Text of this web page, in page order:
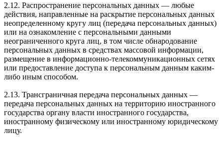
2.12. Распространение персональных данных — любые
действия, направленные на раскрытие персональных данных
неопределенному кругу лиц (передача персональных данных)
или на ознакомление с персональными данными
неограниченного круга лиц, в том числе обнародование
персональных данных в средствах массовой информации,
размещение в информационно-телекоммуникационных сетях
или предоставление доступа к персональным данным каким-
либо иным способом.
2.13. Трансграничная передача персональных данных —
передача персональных данных на территорию иностранного
государства органу власти иностранного государства,
иностранному физическому или иностранному юридическому
лицу.